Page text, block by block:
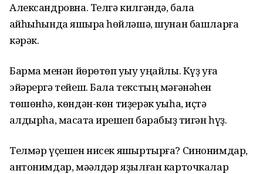
Александровна. Телгә килгәндә, бала
ҡайһыһында яҡшыраҡ һөйләшә, шунан башларға
кәрәк.
Бармаҡ менән йөрөтөп уҡыу уңайлы. Күҙ уға
эйәрергә тейеш. Бала текстың мәғәнәһен
төшөнһә, көндән-көн тиҙерәк уҡыһа, иҫтә
ҡалдырһа, маҡсатҡа ирешеп барабыҙ тигән һүҙ.
Телмәр үҫешен нисек яҡшыртырға? Синонимдар,
антонимдар, мәҡәлдәр яҙылған карточкалар